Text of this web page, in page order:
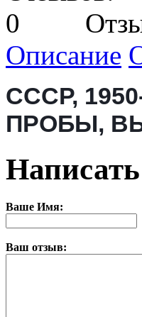
Описание
СССР,
ПРОБЫ,
Ваше Имя:
Ваш отзыв: